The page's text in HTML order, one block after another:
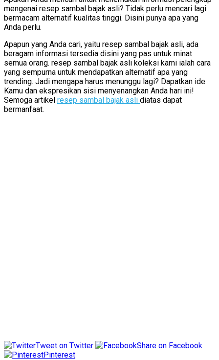
mengenai resep sambal bajak asli? Tidak perlu mencari lagi
bermacam alternatif kualitas tinggi. Disini punya apa yang
Anda perlu.
Apapun yang Anda cari, yaitu resep sambal bajak asli, ada
beragam informasi tersedia disini yang pas untuk minat
semua orang. resep sambal bajak asli koleksi kami ialah cara
yang sempurna untuk mendapatkan alternatif apa yang
trending. Jadi mengapa harus menunggu lagi? Dapatkan ide
Kamu dan ekspresikan sisi menyenangkan Anda hari ini!
Semoga artikel resep sambal bajak asli diatas dapat
bermanfaat.
Tweet on Twitter
Share on Facebook
Pinterest